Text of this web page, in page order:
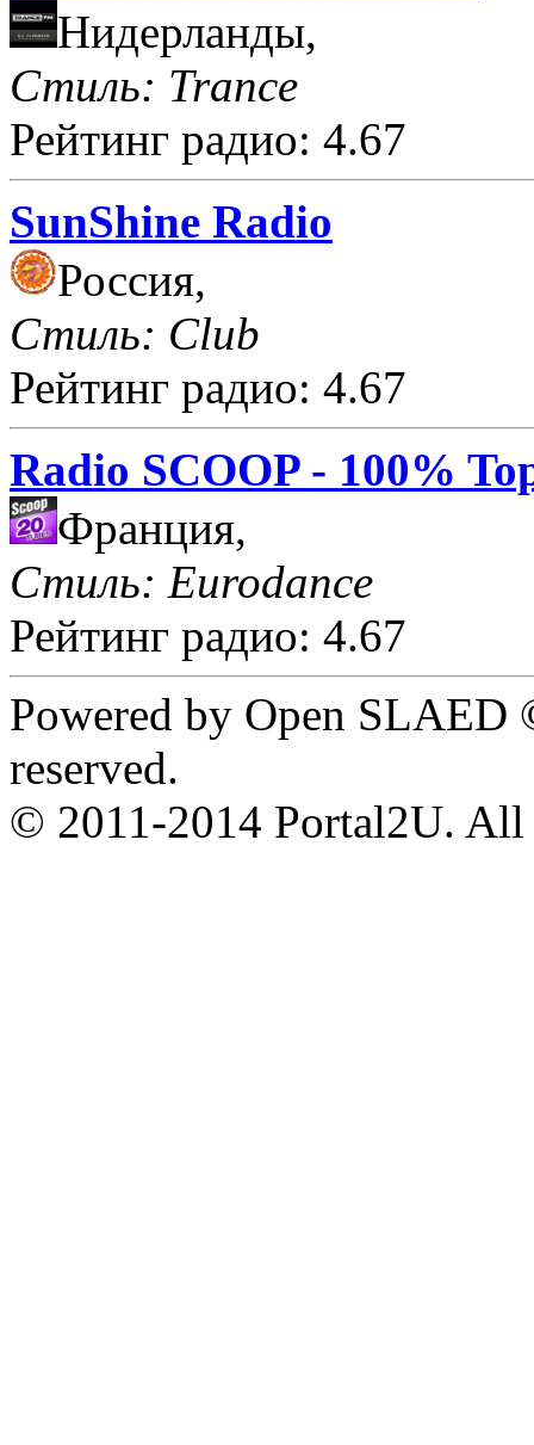
Нидерланды,
Стиль: Trance
Рейтинг радио: 4.67
SunShine Radio
Россия,
Стиль: Club
Рейтинг радио: 4.67
Radio SCOOP - 100%
Франция,
Стиль: Eurodance
Рейтинг радио: 4.67
Powered by Open
reserved.
© 2011-2014 Portal2U. All